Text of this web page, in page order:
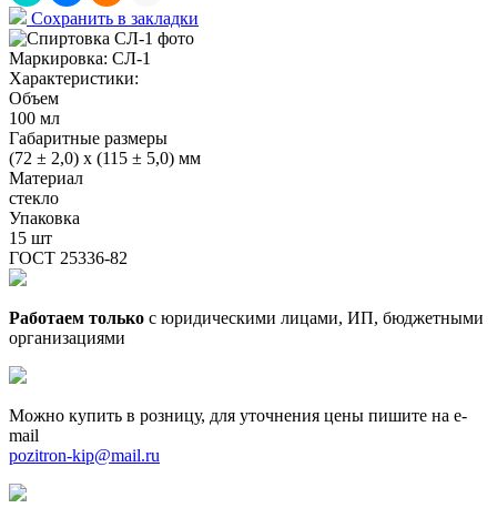
Сохранить в закладки
Маркировка: СЛ-1
Характеристики:
Объем
100 мл
Габаритные размеры
(72 ± 2,0) х (115 ± 5,0) мм
Материал
стекло
Упаковка
15 шт
ГОСТ 25336-82
Работаем только с юридическими лицами, ИП, бюджетными
организациями
Можно купить в розницу, для уточнения цены пишите на e-
mail
pozitron-kip@mail.ru